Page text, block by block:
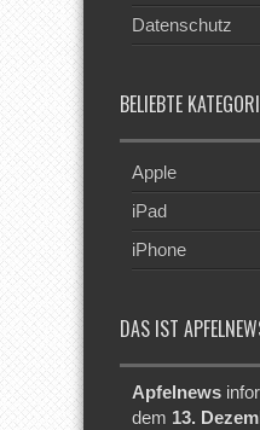
Datenschutz
BELIEBTE
Apple
iPad
iPhone
DAS IST
Apfelnews
dem 13.